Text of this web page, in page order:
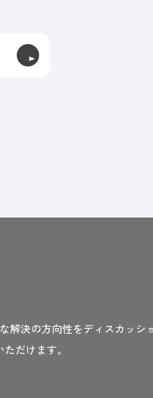
解決の方向性をディスカッシ
だけます。